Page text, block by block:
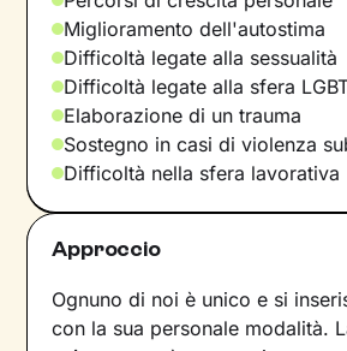
Miglioramento dell'autostima
Difficoltà legate alla sessualità
Difficoltà legate alla sfera
Elaborazione di un trauma
Sostegno in casi di violenza
Difficoltà nella sfera lavorativa
Approccio
Ognuno di noi è unico e si
con la sua personale modalità.